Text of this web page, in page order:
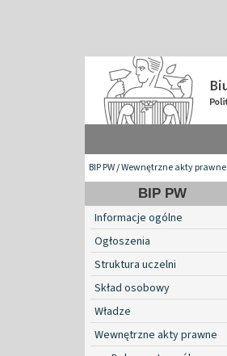
BIP PW/Wewnętrzne akty prawne
BIP PW
Informacje ogólne
Ogłoszenia
Struktura uczelni
Skład osobowy
Władze
Wewnętrzne akty prawne